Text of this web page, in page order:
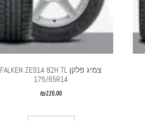
צמיג פלקן FALKEN ZE914 82H TL
175/65R14
₪220.00